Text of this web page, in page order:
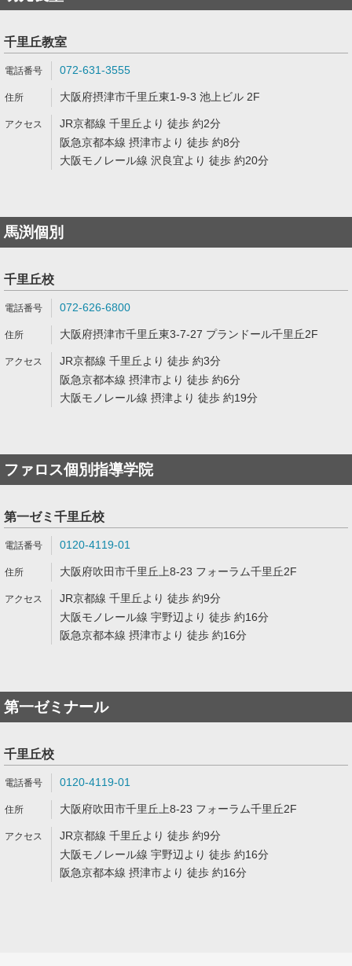
千里丘教室
072-631-3555
大阪府摂津市千里丘東1-9-3 池上ビル 2F
JR京都線 千里丘より 徒歩 約2分
阪急京都本線 摂津市より 徒歩 約8分
大阪モノレール線 沢良宜より 徒歩 約20分
馬渕個別
千里丘校
072-626-6800
大阪府摂津市千里丘東3-7-27 プランドール千里丘2F
JR京都線 千里丘より 徒歩 約3分
阪急京都本線 摂津市より 徒歩 約6分
大阪モノレール線 摂津より 徒歩 約19分
ファロス個別指導学院
第一ゼミ千里丘校
0120-4119-01
大阪府吹田市千里丘上8-23 フォーラム千里丘2F
JR京都線 千里丘より 徒歩 約9分
大阪モノレール線 宇野辺より 徒歩 約16分
阪急京都本線 摂津市より 徒歩 約16分
第一ゼミナール
千里丘校
0120-4119-01
大阪府吹田市千里丘上8-23 フォーラム千里丘2F
JR京都線 千里丘より 徒歩 約9分
大阪モノレール線 宇野辺より 徒歩 約16分
阪急京都本線 摂津市より 徒歩 約16分